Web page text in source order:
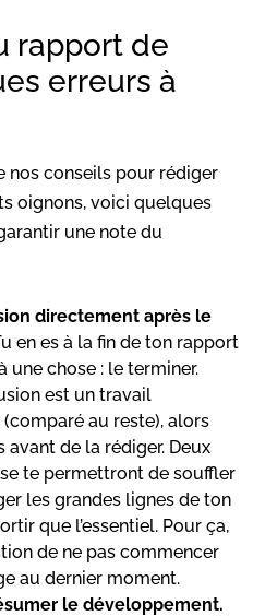
rapport de
erreurs à
nos conseils pour rédiger
oignons, voici quelques
une note du
directement après le
en es à la fin de ton rapport
une chose : le terminer.
est un travail
au reste), alors
de la rédiger. Deux
te permettront de souffler
les grandes lignes de ton
que l’essentiel. Pour ça,
de ne pas commencer
au dernier moment.
le développement.